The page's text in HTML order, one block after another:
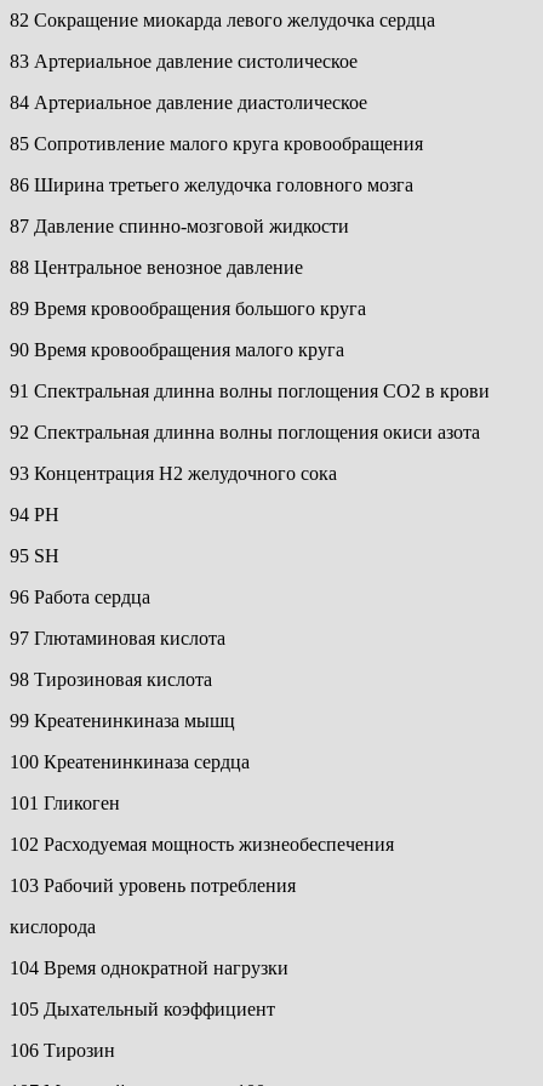
82 Сокращение миокарда левого желудочка сердца
83 Артериальное давление систолическое
84 Артериальное давление диастолическое
85 Сопротивление малого круга кровообращения
86 Ширина третьего желудочка головного мозга
87 Давление спинно-мозговой жидкости
88 Центральное венозное давление
89 Время кровообращения большого круга
90 Время кровообращения малого круга
91 Спектральная длинна волны поглощения СО2 в крови
92 Спектральная длинна волны поглощения окиси азота
93 Концентрация Н2 желудочного сока
94 PH
95 SH
96 Работа сердца
97 Глютаминовая кислота
98 Тирозиновая кислота
99 Креатенинкиназа мышц
100 Креатенинкиназа сердца
101 Гликоген
102 Расходуемая мощность жизнеобеспечения
103 Рабочий уровень потребления
кислорода
104 Время однократной нагрузки
105 Дыхательный коэффициент
106 Тирозин